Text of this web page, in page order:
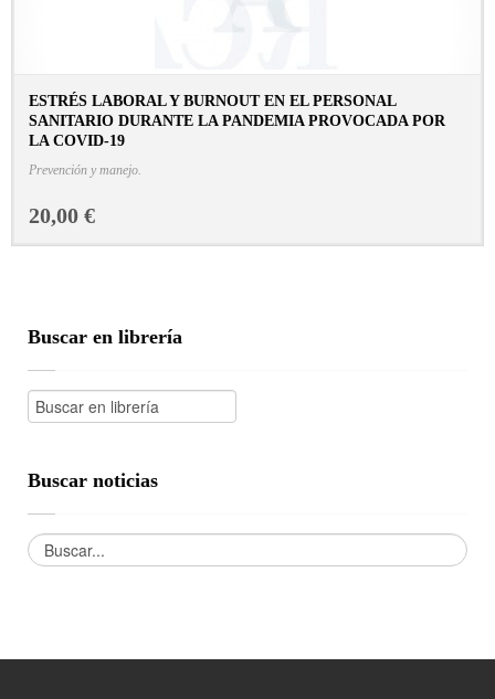
ESTRÉS LABORAL Y BURNOUT EN EL PERSONAL
SANITARIO DURANTE LA PANDEMIA PROVOCADA POR
LA COVID-19
Prevención y manejo.
20,00 €
Buscar en librería
Buscar noticias